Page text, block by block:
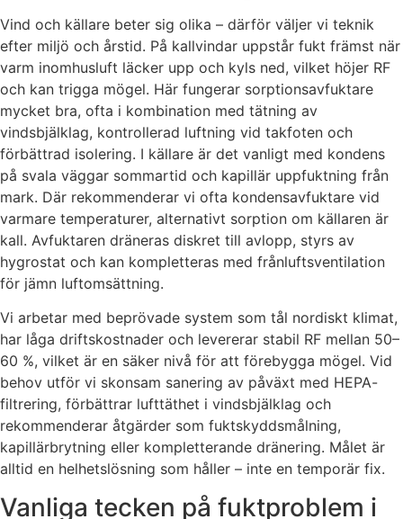
Vind och källare beter sig olika – därför väljer vi teknik
efter miljö och årstid. På kallvindar uppstår fukt främst när
varm inomhusluft läcker upp och kyls ned, vilket höjer RF
och kan trigga mögel. Här fungerar sorptionsavfuktare
mycket bra, ofta i kombination med tätning av
vindsbjälklag, kontrollerad luftning vid takfoten och
förbättrad isolering. I källare är det vanligt med kondens
på svala väggar sommartid och kapillär uppfuktning från
mark. Där rekommenderar vi ofta kondensavfuktare vid
varmare temperaturer, alternativt sorption om källaren är
kall. Avfuktaren dräneras diskret till avlopp, styrs av
hygrostat och kan kompletteras med frånluftsventilation
för jämn luftomsättning.
Vi arbetar med beprövade system som tål nordiskt klimat,
har låga driftskostnader och levererar stabil RF mellan 50–
60 %, vilket är en säker nivå för att förebygga mögel. Vid
behov utför vi skonsam sanering av påväxt med HEPA-
filtrering, förbättrar lufttäthet i vindsbjälklag och
rekommenderar åtgärder som fuktskyddsmålning,
kapillärbrytning eller kompletterande dränering. Målet är
alltid en helhetslösning som håller – inte en temporär fix.
Vanliga tecken på fuktproblem i